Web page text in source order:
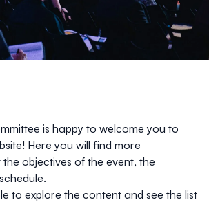
is happy to welcome you to
Here you will find more
objectives of the event, the
to explore the content and see the list